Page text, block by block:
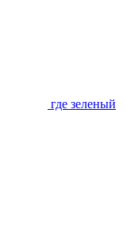
где зеленый